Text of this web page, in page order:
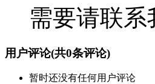
需要请联系
用户评论(共0条评论)
暂时还没有任何用户评论